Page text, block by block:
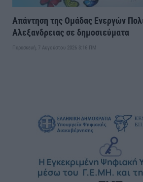
Απάντηση της Ομάδας Ενεργών
Αλεξανδρειας σε δημοσιεύματα
Παρασκευή, 7 Αυγούστου 2026 8:16 ΠΜ